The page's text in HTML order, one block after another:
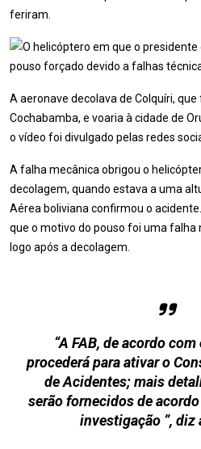
feriram.
A aeronave decolava de Colquíri, que
Cochabamba, e voaria à cidade de
o vídeo foi divulgado pelas redes
A falha mecânica obrigou o
decolagem, quando estava a uma
Aérea boliviana confirmou o
que o motivo do pouso foi uma falha
logo após a decolagem.
“A FAB, de acordo
procederá para ativar o
de Acidentes; mais
serão fornecidos de
investigação ”, diz